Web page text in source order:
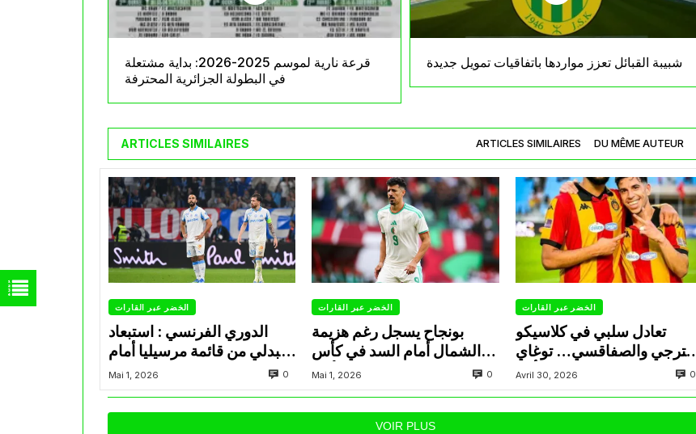
قرعة نارية لموسم 2025-2026: بداية مشتعلة
في البطولة الجزائرية المحترفة
شبيبة القبائل تعزز مواردها باتفاقيات تمويل جديدة
ARTICLES SIMILAIRES ARTICLES SIMILAIRES DU MÊME AUTEUR
الخضر عبر القارات
الدوري الفرنسي : استبعاد
عبدلي من قائمة مرسيليا أمام
نانت
Mai 1, 2026 0
الخضر عبر القارات
بونجاح يسجل رغم هزيمة
الشمال أمام السد في كأس
الأمير
Mai 1, 2026 0
الخضر عبر القارات
تعادل سلبي في كلاسيكو
الترجي والصفاقسي… توغاي
يهدر ركلة جزاء وبوعالية يتألق
Avril 30, 2026 0
VOIR PLUS